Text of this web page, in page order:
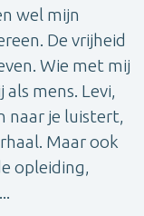
wel mijn
De vrijheid
Wie met mij
mens. Levi,
naar je luistert,
Maar ook
opleiding,